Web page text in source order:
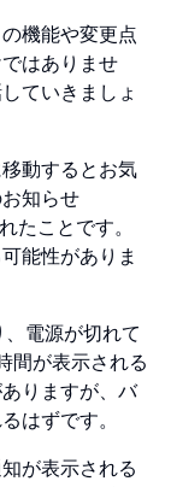
機能や変更点
はありませ
ていきましょ
動するとお気
知らせ
たことです。
能性がありま
電源が切れて
間が表示される
りますが、バ
はずです。
が表示される